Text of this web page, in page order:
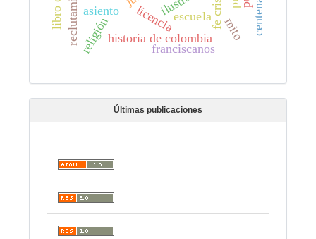
asiento licencia
historia de colombia
franciscanos
escuela
religión mito
Últimas publicaciones